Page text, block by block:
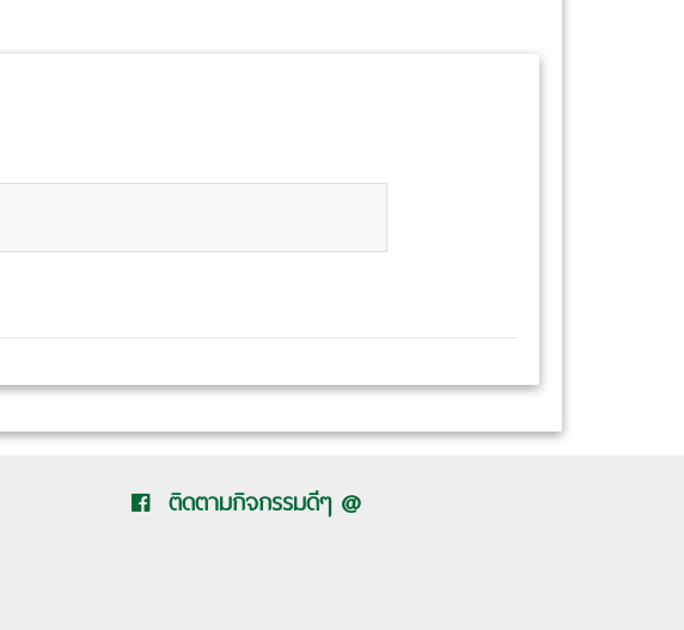
ติดตามกิจกรรมดีๆ @